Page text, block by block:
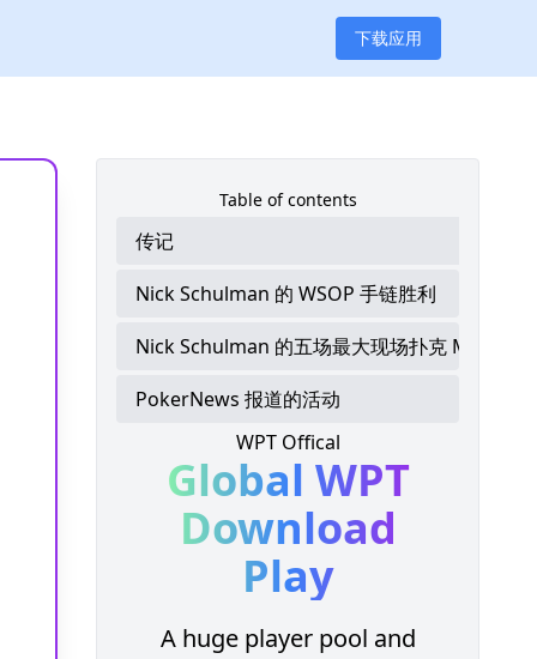
下载应用
Table of contents
传记
Nick Schulman 的 WSOP 手链胜利
Nick Schulman 的五场最大现场扑克 MTT 结果
PokerNews 报道的活动
WPT Offical
Global WPT
Download
Play
A huge player pool and